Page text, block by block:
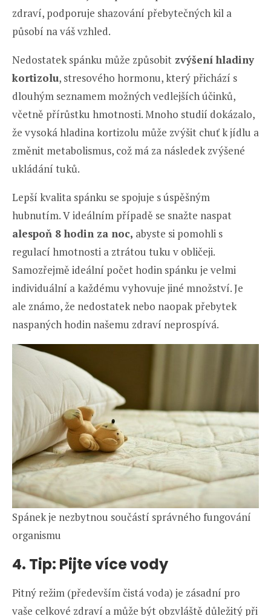
zdraví, podporuje shazování přebytečných kil a
působí na váš vzhled.
Nedostatek spánku může způsobit zvýšení hladiny
kortizolu, stresového hormonu, který přichází s
dlouhým seznamem možných vedlejších účinků,
včetně přírůstku hmotnosti. Mnoho studií dokázalo,
že vysoká hladina kortizolu může zvýšit chuť k jídlu a
změnit metabolismus, což má za následek zvýšené
ukládání tuků.
Lepší kvalita spánku se spojuje s úspěšným
hubnutím. V ideálním případě se snažte naspat
alespoň 8 hodin za noc, abyste si pomohli s
regulací hmotnosti a ztrátou tuku v obličeji.
Samozřejmě ideální počet hodin spánku je velmi
individuální a každému vyhovuje jiné množství. Je
ale známo, že nedostatek nebo naopak přebytek
naspaných hodin našemu zdraví neprospívá.
Spánek je nezbytnou součástí správného fungování
organismu
4. Tip: Pijte více vody
Pitný režim (především čistá voda) je zásadní pro
vaše celkové zdraví a může být obzvláště důležitý při